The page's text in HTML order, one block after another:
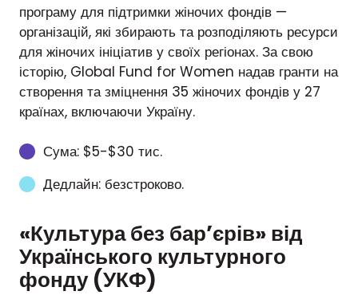
програму для підтримки жіночих фондів —
організацій, які збирають та розподіляють ресурси
для жіночих ініціатив у своїх регіонах. За свою
історію, Global Fund for Women надав гранти на
створення та зміцнення 35 жіночих фондів у 27
країнах, включаючи Україну.
Сума: $5-$30 тис.
Дедлайн: безстроково.
«Культура без бар’єрів» від
Українського культурного
фонду (УКФ)